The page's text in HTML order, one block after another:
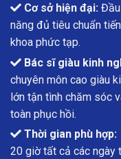
Cơ sở hiện đại:
năng đủ tiêu chuẩn
khoa phức tạp.
Bác sĩ giàu kinh
chuyên môn cao giàu
lớn tận tình chăm sóc
toàn phục hồi.
Thời gian phù hợp:
20 giờ tất cả các ngày